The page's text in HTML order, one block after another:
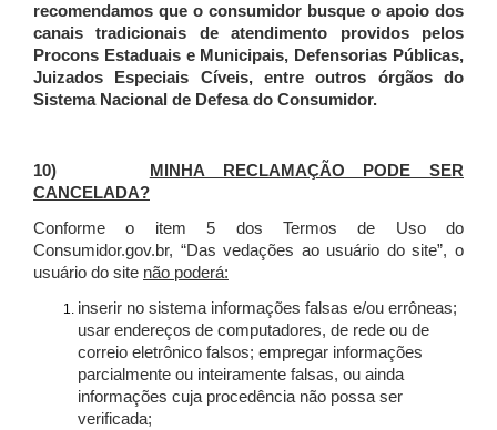
recomendamos que o consumidor busque o apoio dos
canais tradicionais de atendimento providos pelos
Procons Estaduais e Municipais, Defensorias Públicas,
Juizados Especiais Cíveis, entre outros órgãos do
Sistema Nacional de Defesa do Consumidor.
10)
MINHA RECLAMAÇÃO PODE SER
CANCELADA?
Conforme o item 5 dos Termos de Uso do
Consumidor.gov.br, “Das vedações ao usuário do site”, o
usuário do site não poderá:
inserir no sistema informações falsas e/ou errôneas;
usar endereços de computadores, de rede ou de
correio eletrônico falsos; empregar informações
parcialmente ou inteiramente falsas, ou ainda
informações cuja procedência não possa ser
verificada;